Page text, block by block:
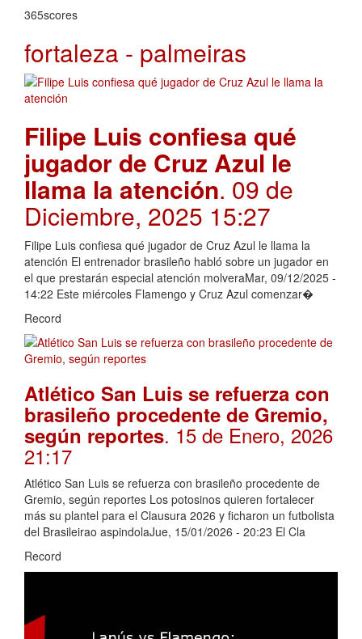
365scores
fortaleza - palmeiras
Filipe Luis confiesa qué
jugador de Cruz Azul le
llama la atención. 09 de
Diciembre, 2025 15:27
Filipe Luis confiesa qué jugador de Cruz Azul le llama la
atención El entrenador brasileño habló sobre un jugador en
el que prestarán especial atención molveraMar, 09/12/2025 -
14:22 Este miércoles Flamengo y Cruz Azul comenzar�
Record
Atlético San Luis se refuerza con
brasileño procedente de Gremio,
según reportes. 15 de Enero, 2026
21:17
Atlético San Luis se refuerza con brasileño procedente de
Gremio, según reportes Los potosinos quieren fortalecer
más su plantel para el Clausura 2026 y ficharon un futbolista
del Brasileirao aspindolaJue, 15/01/2026 - 20:23 El Cla
Record